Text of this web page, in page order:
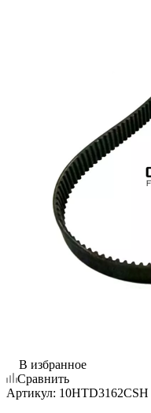
В избранное
Сравнить
Артикул: 10HTD3162CSH